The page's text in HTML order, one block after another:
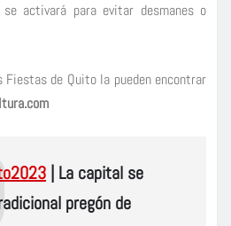
activará para evitar desmanes o
Fiestas de Quito la pueden encontrar
| La capital se
pregón de